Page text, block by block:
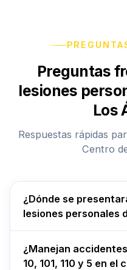
Preguntas
lesiones
Los
Respuestas rápidas
Centro
¿Dónde se
lesiones personales
¿Manejan
10, 101, 110 y 5 en el